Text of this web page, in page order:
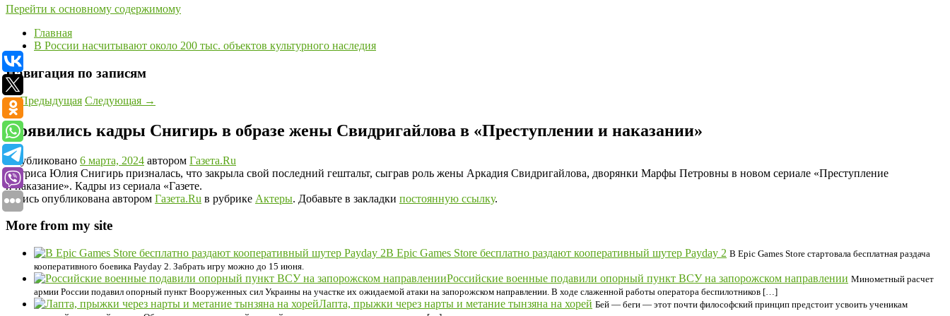
Перейти к основному содержимому
Главная
В России насчитывают около 200 тыс. объектов культурного наследия
Навигация по записям
←Предыдущая Следующая →
Появились кадры Снигирь в образе жены Свидригайлова в «‎Преступлении и наказании»‎
Опубликовано 6 марта, 2024 автором Газета.Ru
Актриса Юлия Снигирь призналась, что закрыла свой последний гештальт, сыграв роль жены Аркадия Свидригайлова, дворянки Марфы Петровны в новом сериале «Преступление
и наказание». Кадры из сериала «Газете.
Запись опубликована автором Газета.Ru в рубрике Актеры. Добавьте в закладки постоянную ссылку.
More from my site
В Epic Games Store бесплатно раздают кооперативный шутер Payday 2 В Epic Games Store стартовала бесплатная раздача
кооперативного боевика Payday 2. Забрать игру можно до 15 июня.
Российские военные подавили опорный пункт ВСУ на запорожском направлении Минометный расчет
армии России подавил опорный пункт Вооруженных сил Украины на участке их ожидаемой атаки на запорожском направлении. В ходе слаженной работы оператора беспилотников […]
Лапта, прыжки через нарты и метание тынзяна на хорей Бей — беги — этот почти философский принцип предстоит усвоить ученикам